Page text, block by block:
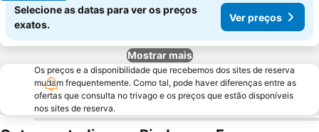
Selecione as datas para ver os preços
exatos.
Ver preços
Mostrar mais
Os preços e a disponibilidade que recebemos dos sites de reserva
mudam frequentemente. Como tal, pode haver diferenças entre as
ofertas que consulta no trivago e os preços que estão disponíveis
nos sites de reserva.